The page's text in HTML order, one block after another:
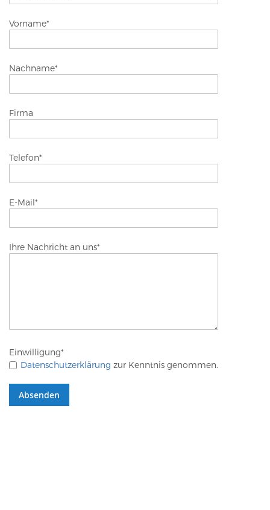
Vorname*
Nachname*
Firma
Telefon*
E-Mail*
Ihre Nachricht an uns*
Einwilligung*
Datenschutzerklärung zur Kenntnis genommen.
Absenden